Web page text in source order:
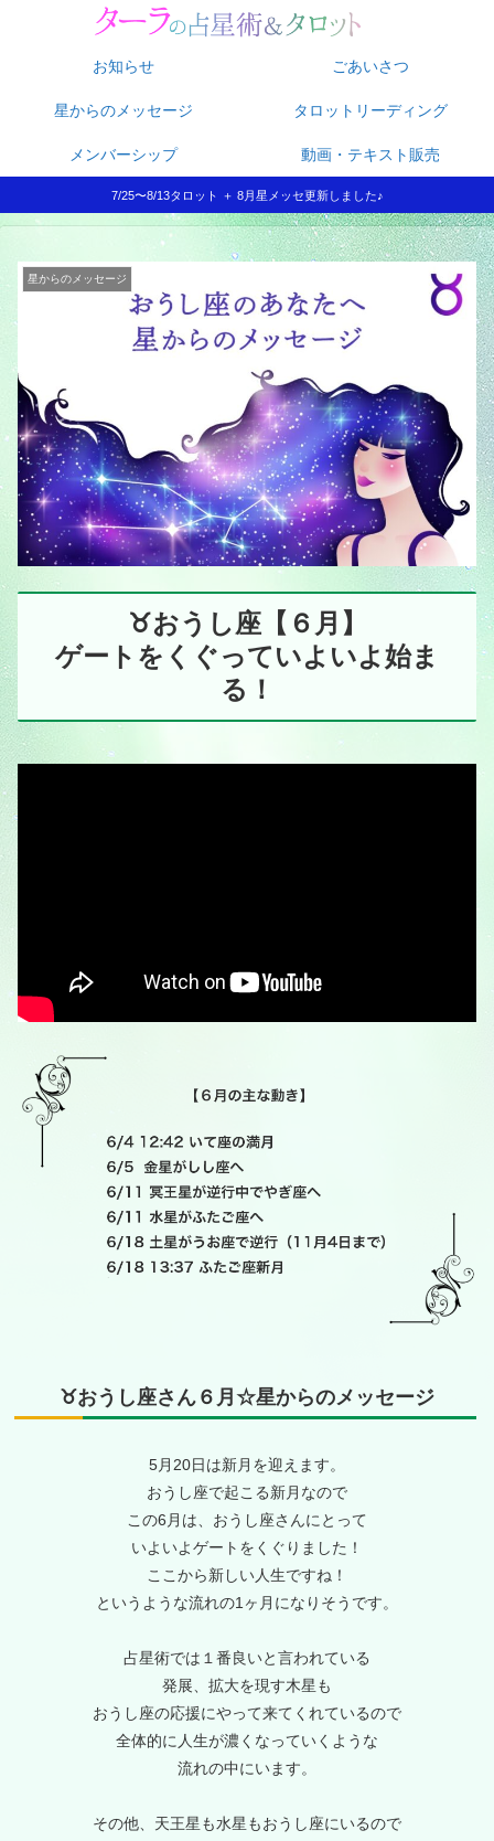
お知らせ ごあいさつ
星からのメッセージ タロットリーディング
メンバーシップ 動画・テキスト販売
7/25〜8/13タロット ＋ 8月星メッセ更新しました♪
星からのメッセージ
♉️おうし座【６月】
ゲートをくぐっていよいよ始ま
る！
♉️おうし座さん６月☆星からのメッセージ
5月20日は新月を迎えます。
おうし座で起こる新月なので
この6月は、おうし座さんにとって
いよいよゲートをくぐりました！
ここから新しい人生ですね！
というような流れの1ヶ月になりそうです。
占星術では１番良いと言われている
発展、拡大を現す木星も
おうし座の応援にやって来てくれているので
全体的に人生が濃くなっていくような
流れの中にいます。
その他、天王星も水星もおうし座にいるので